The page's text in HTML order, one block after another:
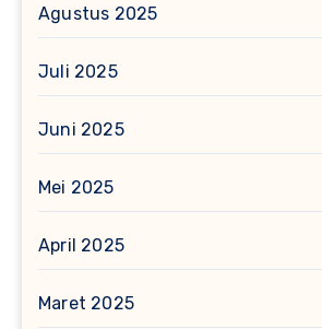
Agustus 2025
Juli 2025
Juni 2025
Mei 2025
April 2025
Maret 2025